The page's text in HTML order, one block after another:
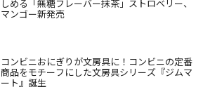
しめる「無糖フレーバー抹茶」ストロベリー、
マンゴー新発売
コンビニおにぎりが文房具に！コンビニの定番
商品をモチーフにした文房具シリーズ『ジムマ
ート』誕生